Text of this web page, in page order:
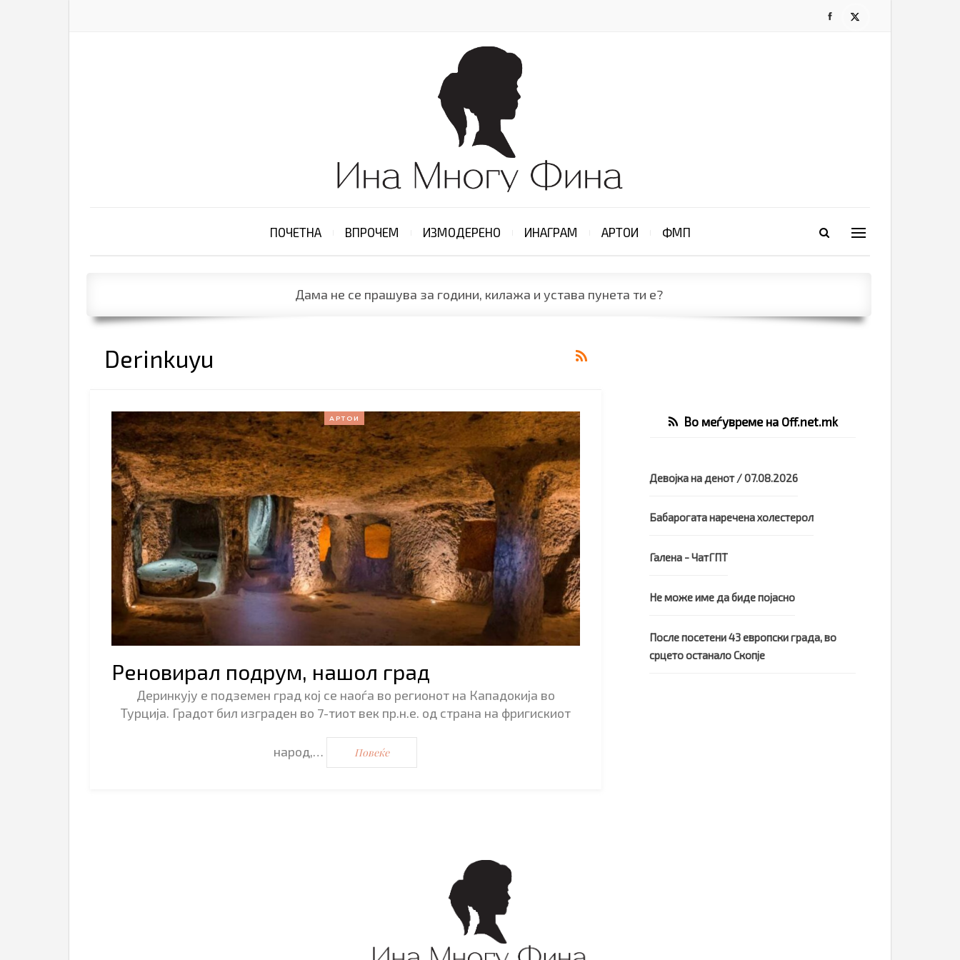
ПОЧЕТНА ВПРОЧЕМ ИЗМОДЕРЕНО ИНАГРАМ АРТОИ ФМП
Дама не се прашува за години, килажа и устава пунета ти е?
Derinkuyu
АРТОИ
Реновирал подрум, нашол град
Деринкују е подземен град кој се наоѓа во регионот на Кападокија во
Турција. Градот бил изграден во 7-тиот век пр.н.е. од страна на фригискиот
народ,… Повеќе
Во меѓувреме на Off.net.mk
Девојка на денот / 07.08.2026
Бабарогата наречена холестерол
Галена - ЧатГПТ
Не може име да биде појасно
После посетени 43 европски града, во
срцето останало Скопје